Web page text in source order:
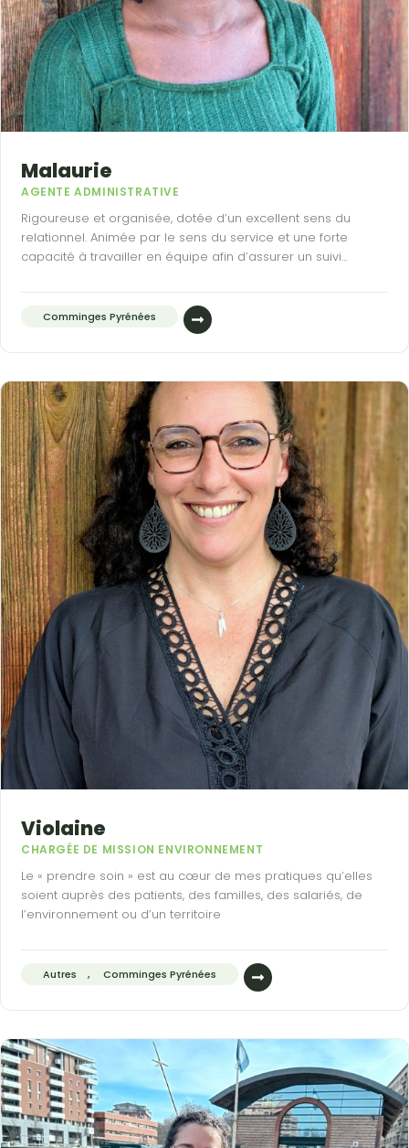
Malaurie
AGENTE ADMINISTRATIVE
Rigoureuse et organisée, dotée d’un excellent sens du
relationnel. Animée par le sens du service et une forte
capacité à travailler en équipe afin d’assurer un suivi
Comminges Pyrénées
Violaine
CHARGÉE DE MISSION ENVIRONNEMENT
Le « prendre soin » est au cœur de mes pratiques qu’elles
soient auprès des patients, des familles, des salariés, de
l’environnement ou d’un territoire
Autres , Comminges Pyrénées